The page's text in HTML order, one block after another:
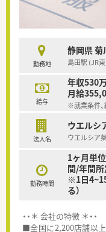
勤務地
静岡県 菊
島田駅 (JR
給与
年収530
月給
※就業条件、
法人名
ウエルシ
ウエルシア
勤務時間
1ヶ月単
間/年間所
※1日
る）
・・＊ 会社の特徴 ＊・・
■全国に2,200店舗以上